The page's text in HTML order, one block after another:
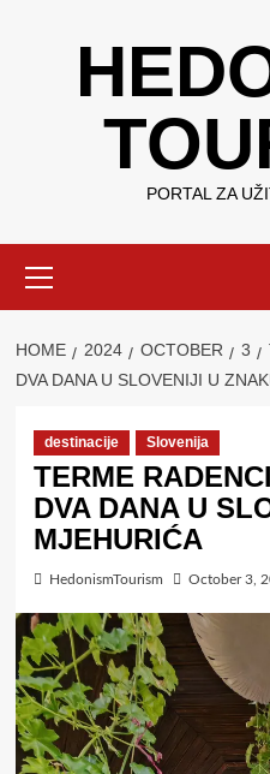
PORTAL ZA
Menu
HOME 2024 OCTOBER 3
DVA DANA U SLOVENIJI U
destinacije Slovenija
TERME
DVA DANA U
MJEHURIĆA
HedonismTourism October 3,